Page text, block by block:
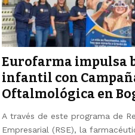
Eurofarma impulsa
infantil con
Oftalmológica en
A través de este programa de
Empresarial (RSE), la